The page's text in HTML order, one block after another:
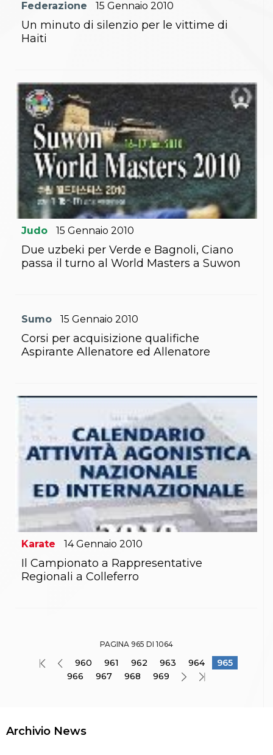
Federazione 15 Gennaio 2010
Un minuto di silenzio per le vittime di
Haiti
Judo 15 Gennaio 2010
Due uzbeki per Verde e Bagnoli, Ciano
passa il turno al World Masters a Suwon
Sumo 15 Gennaio 2010
Corsi per acquisizione qualifiche
Aspirante Allenatore ed Allenatore
Karate 14Gennaio 2010
Il Campionato a Rappresentative
Regionali a Colleferro
PAGINA 965 DI 1064
960 961 962 963 964
965
966
967 968 969
Archivio News